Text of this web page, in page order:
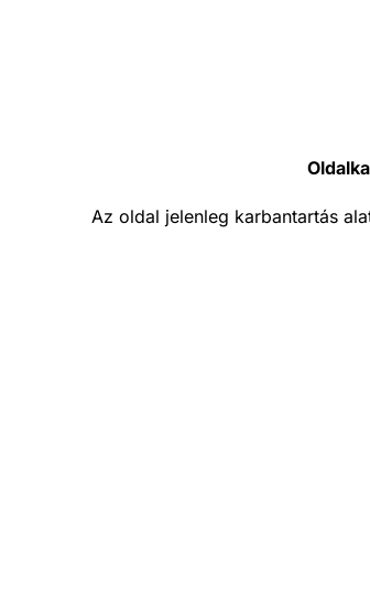
Az oldal jelenleg karbantartás